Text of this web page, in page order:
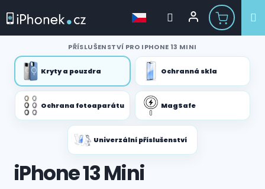
obsah
PŘÍSLUŠENSTVÍ PRO IPHONE 13 MINI
Kryty a pouzdra Ochranná skla
Ochrana fotoaparátu MagSafe
Univerzální příslušenství
iPhone 13 Mini